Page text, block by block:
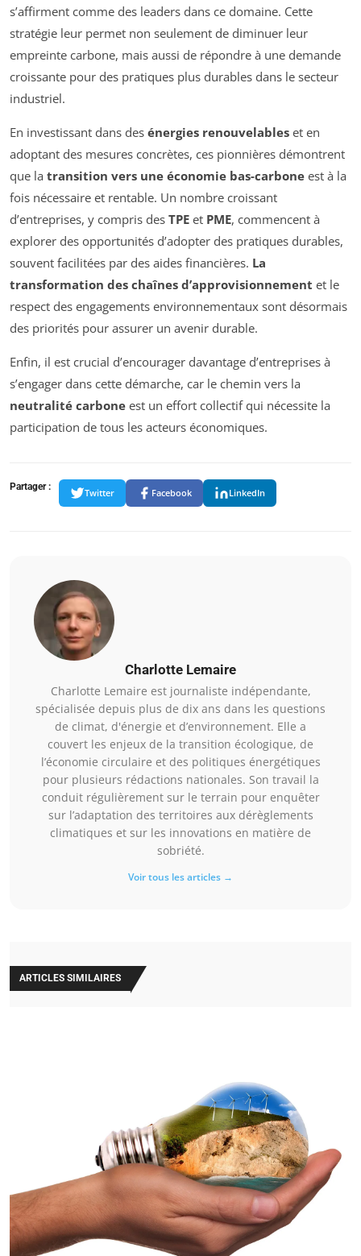
s’affirment comme des leaders dans ce domaine. Cette
stratégie leur permet non seulement de diminuer leur
empreinte carbone, mais aussi de répondre à une demande
croissante pour des pratiques plus durables dans le secteur
industriel.
En investissant dans des énergies renouvelables et en
adoptant des mesures concrètes, ces pionnières démontrent
que la transition vers une économie bas-carbone est à la
fois nécessaire et rentable. Un nombre croissant
d’entreprises, y compris des TPE et PME, commencent à
explorer des opportunités d’adopter des pratiques durables,
souvent facilitées par des aides financières. La
transformation des chaînes d’approvisionnement et le
respect des engagements environnementaux sont désormais
des priorités pour assurer un avenir durable.
Enfin, il est crucial d’encourager davantage d’entreprises à
s’engager dans cette démarche, car le chemin vers la
neutralité carbone est un effort collectif qui nécessite la
participation de tous les acteurs économiques.
Partager :
Twitter Facebook LinkedIn
Charlotte Lemaire
Charlotte Lemaire est journaliste indépendante,
spécialisée depuis plus de dix ans dans les questions
de climat, d'énergie et d’environnement. Elle a
couvert les enjeux de la transition écologique, de
l’économie circulaire et des politiques énergétiques
pour plusieurs rédactions nationales. Son travail la
conduit régulièrement sur le terrain pour enquêter
sur l’adaptation des territoires aux dérèglements
climatiques et sur les innovations en matière de
sobriété.
Voir tous les articles →
ARTICLES SIMILAIRES